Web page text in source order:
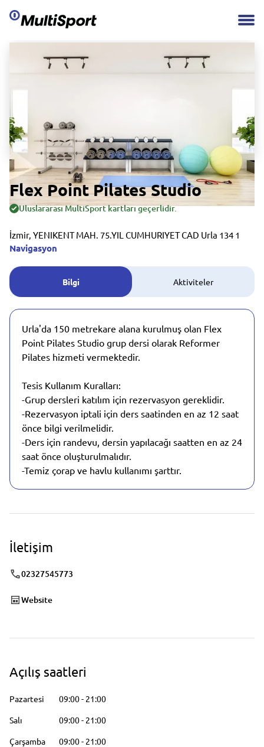
Flex Point Pilates Studio
Uluslararası MultiSport kartları geçerlidir.
İzmir, YENIKENT MAH. 75.YIL CUMHURIYET CAD Urla 134 1
Navigasyon
Bilgi Aktiviteler
Urla'da 150 metrekare alana kurulmuş olan Flex
Point Pilates Studio grup dersi olarak Reformer
Pilates hizmeti vermektedir.
Tesis Kullanım Kuralları:
-Grup dersleri katılım için rezervasyon gereklidir.
-Rezervasyon iptali için ders saatinden en az 12 saat
önce bilgi verilmelidir.
-Ders için randevu, dersin yapılacağı saatten en az 24
saat önce oluşturulmalıdır.
-Temiz çorap ve havlu kullanımı şarttır.
İletişim
02327545773
Website
Açılış saatleri
Pazartesi 09:00- 21:00
Salı
09:00- 21:00
Çarşamba
09:00- 21:00